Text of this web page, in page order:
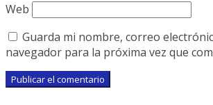
Web
Guarda mi nombre, correo
navegador para la próxima vez que